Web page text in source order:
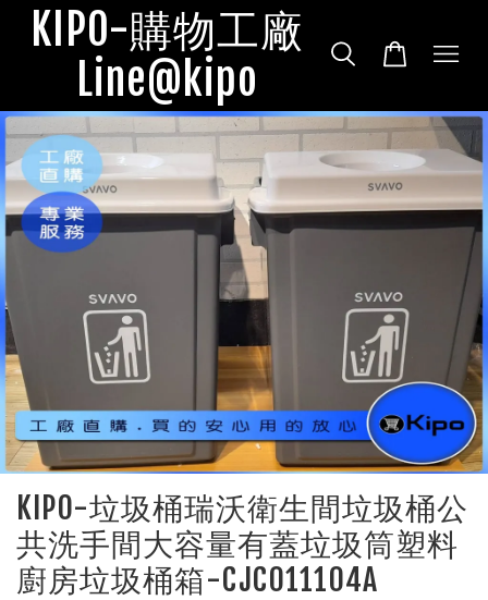
KIPO-購物工廠
Line@kipo
KIPO-垃圾桶瑞沃衛生間垃圾桶公
共洗手間大容量有蓋垃圾筒塑料
廚房垃圾桶箱-CJC011104A